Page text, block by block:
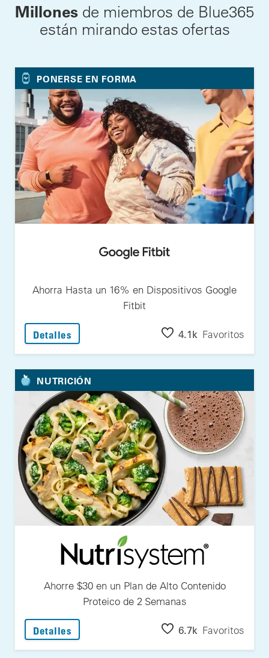
Millones de miembros de Blue365
están mirando estas ofertas
PONERSE EN FORMA
Ahorra Hasta un 16% en Dispositivos Google
Fitbit
Detalles : Ahorra Hasta un 16% en Dispositivos
4.1k Favoritos
NUTRICIÓN
Ahorre $30 en un Plan de Alto Contenido
Proteico de 2 Semanas
Detalles : Ahorre $30 en un Plan de Alto Contenido
6.7k Favoritos